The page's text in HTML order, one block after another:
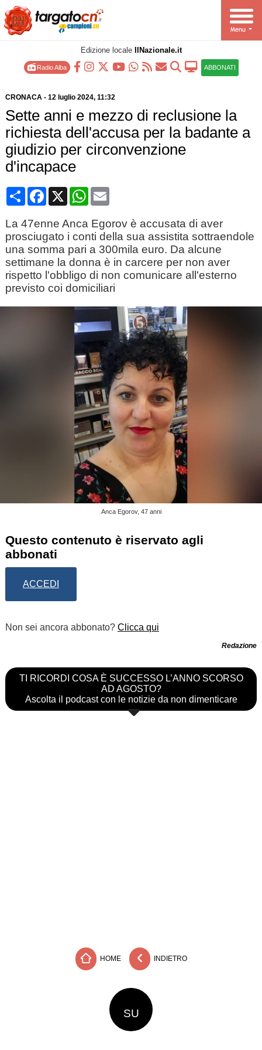
Edizione locale IlNazionale.it
Radio Alba ABBONATI
CRONACA- 12 luglio 2024, 11:32
Sette anni e mezzo di reclusione la
richiesta dell'accusa per la badante a
giudizio per circonvenzione
d'incapace
CondividiFacebook
X WhatsApp
Email
La 47enne Anca Egorov è accusata di aver
prosciugato i conti della sua assistita sottraendole
una somma pari a 300mila euro. Da alcune
settimane la donna è in carcere per non aver
rispetto l'obbligo di non comunicare all'esterno
previsto coi domiciliari
Anca Egorov, 47 anni
Questo contenuto è riservato agli
abbonati
ACCEDI
Non sei ancora abbonato? Clicca qui
Redazione
TI RICORDI COSA È SUCCESSO L’ANNO SCORSO
AD AGOSTO?
Ascolta il podcast con le notizie da non dimenticare
HOME INDIETRO
SU